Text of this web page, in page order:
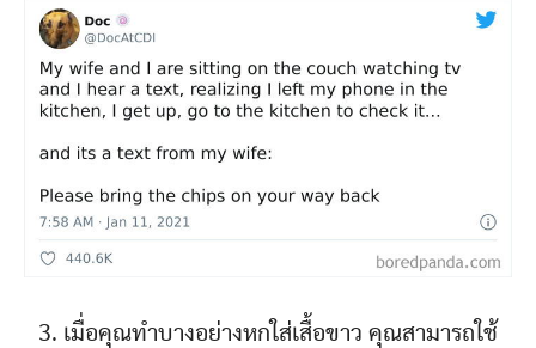
3. เมื่อคุณทำบางอย่างหกใส่เสื้อขาว คุณสามารถใช้